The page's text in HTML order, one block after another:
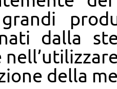
dalla
della